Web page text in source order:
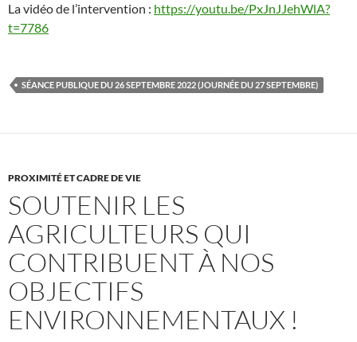
La vidéo de l’intervention : https://youtu.be/PxJnJJehWlA?
t=7786
SÉANCE PUBLIQUE DU 26 SEPTEMBRE 2022 (JOURNÉE DU 27 SEPTEMBRE)
PROXIMITÉ ET CADRE DE VIE
SOUTENIR LES
AGRICULTEURS QUI
CONTRIBUENT À NOS
OBJECTIFS
ENVIRONNEMENTAUX !